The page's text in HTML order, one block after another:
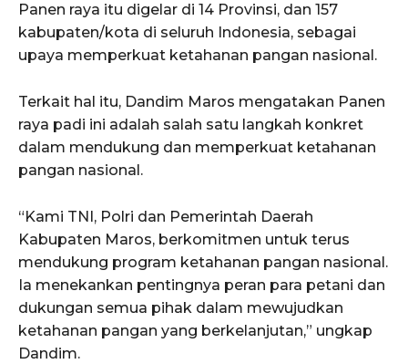
Panen raya itu digelar di 14 Provinsi, dan 157
kabupaten/kota di seluruh Indonesia, sebagai
upaya memperkuat ketahanan pangan nasional.
Terkait hal itu, Dandim Maros mengatakan Panen
raya padi ini adalah salah satu langkah konkret
dalam mendukung dan memperkuat ketahanan
pangan nasional.
“Kami TNI, Polri dan Pemerintah Daerah
Kabupaten Maros, berkomitmen untuk terus
mendukung program ketahanan pangan nasional.
Ia menekankan pentingnya peran para petani dan
dukungan semua pihak dalam mewujudkan
ketahanan pangan yang berkelanjutan,” ungkap
Dandim.